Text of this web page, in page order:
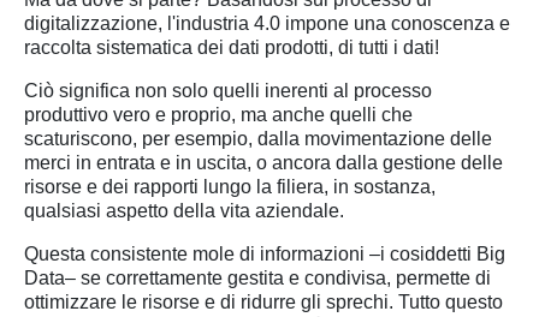
digitalizzazione, l'industria 4.0 impone una conoscenza e
raccolta sistematica dei dati prodotti, di tutti i dati!
Ciò significa non solo quelli inerenti al processo
produttivo vero e proprio, ma anche quelli che
scaturiscono, per esempio, dalla movimentazione delle
merci in entrata e in uscita, o ancora dalla gestione delle
risorse e dei rapporti lungo la filiera, in sostanza,
qualsiasi aspetto della vita aziendale.
Questa consistente mole di informazioni –i cosiddetti Big
Data– se correttamente gestita e condivisa, permette di
ottimizzare le risorse e di ridurre gli sprechi. Tutto questo